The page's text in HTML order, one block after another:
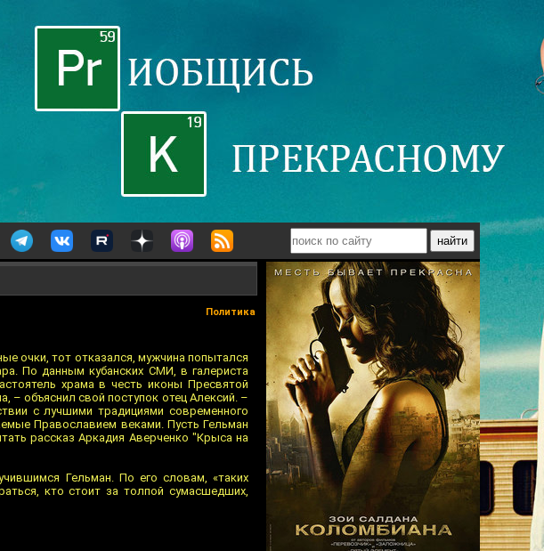
Политика
очки, тот отказался, мужчина попытался
По данным кубанских СМИ, в галериста
храма в честь иконы Пресвятой
– объяснил свой поступок отец Алексий. –
с лучшими традициями современного
Православием веками. Пусть Гельман
рассказ Аркадия Аверченко "Крыса на
Гельман. По его словам, «таких
кто стоит за толпой сумасшедших,